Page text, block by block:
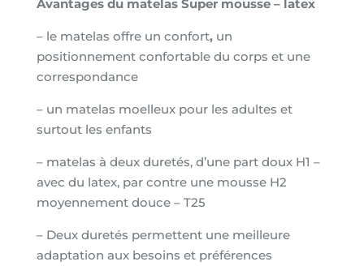
Avantages du matelas Super mousse – latex
– le matelas offre un confort,un
positionnement confortable du corps et une
correspondance
– un matelas moelleux pour les adultes et
surtout les enfants
– matelas à deux duretés, d’une part doux H1 –
avec du latex, par contre une mousse H2
moyennement douce – T25
– Deux duretés permettent une meilleure
adaptation aux besoins et préférences